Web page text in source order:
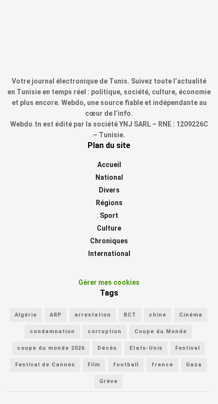
Votre journal électronique de Tunis. Suivez toute l’actualité
en Tunisie en temps réel : politique, société, culture, économie
et plus encore. Webdo, une source fiable et indépendante au
cœur de l’info.
Webdo.tn est édité par la société YNJ SARL – RNE : 1209226C
– Tunisie.
Plan du site
Accueil
National
Divers
Régions
Sport
Culture
Chroniques
International
Gérer mes cookies
Tags
Algérie ARP arrestation BCT chine Cinéma
condamnation corruption Coupe du Monde
coupe du monde 2026 Décès Etats-Unis Festival
Festival de Cannes Film football france Gaza
Grève